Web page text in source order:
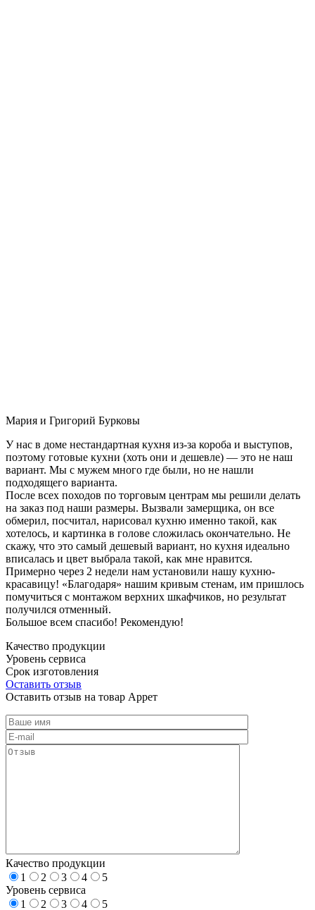
Мария и Григорий Бурковы
У нас в доме нестандартная кухня из-за короба и выступов,
поэтому готовые кухни (хоть они и дешевле) — это не наш
вариант. Мы с мужем много где были, но не нашли
подходящего варианта.
После всех походов по торговым центрам мы решили делать
на заказ под наши размеры. Вызвали замерщика, он все
обмерил, посчитал, нарисовал кухню именно такой, как
хотелось, и картинка в голове сложилась окончательно. Не
скажу, что это самый дешевый вариант, но кухня идеально
вписалась и цвет выбрала такой, как мне нравится.
Примерно через 2 недели нам установили нашу кухню-
красавицу! «Благодаря» нашим кривым стенам, им пришлось
помучиться с монтажом верхних шкафчиков, но результат
получился отменный.
Большое всем спасибо! Рекомендую!
Качество продукции
Уровень сервиса
Срок изготовления
Оставить отзыв
Оставить отзыв на товар Аррет
Качество продукции
1
2 3 4
5
Уровень сервиса
1
2 3 4
5